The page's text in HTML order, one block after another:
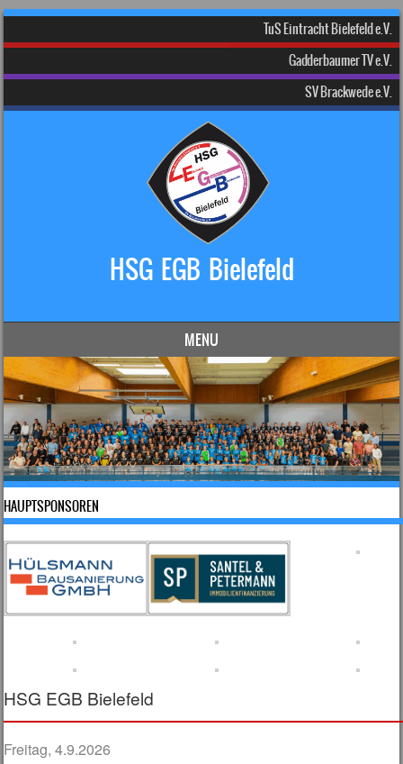
TuS Eintracht Bielefeld e.V.
Gadderbaumer TV e.V.
SV Brackwede e.V.
HSG EGB Bielefeld
MENU
Skip to content
HAUPTSPONSOREN
HSG EGB Bielefeld
Freitag, 4.9.2026